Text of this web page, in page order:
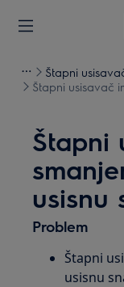
Štapni
Štapni usisavač
Štapni
usisnu
Problem
Štapni
usisnu